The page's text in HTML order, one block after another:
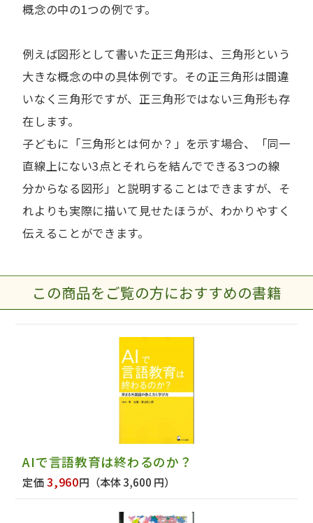
概念の中の1つの例です。
例えば図形として書いた正三角形は、三角形という
大きな概念の中の具体例です。その正三角形は間違
いなく三角形ですが、正三角形ではない三角形も存
在します。
子どもに「三角形とは何か？」を示す場合、「同一
直線上にない3点とそれらを結んでできる3つの線
分からなる図形」と説明することはできますが、そ
れよりも実際に描いて見せたほうが、わかりやすく
伝えることができます。
この商品をご覧の方におすすめの書籍
AIで言語教育は終わるのか？
定価3,960円 （本体 3,600 円）